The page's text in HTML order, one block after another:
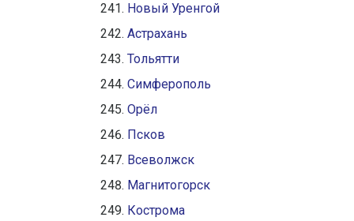
Новый Уренгой
Астрахань
Тольятти
Симферополь
Орёл
Псков
Всеволжск
Магнитогорск
Кострома